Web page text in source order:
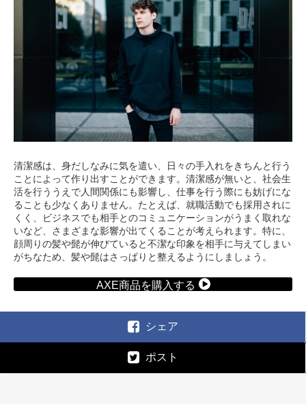
清潔感は、身だしなみに気を遣い、日々の手入れをきちんと行う
ことによって作り出すことができます。清潔感が無いと、社会生
活を行ううえで人間関係にも影響し、仕事を行う際にも妨げにな
ることも少なくありません。たとえば、就職活動でも採用されに
くく、ビジネスでも相手とのコミュニケーションがうまく取れな
いなど、さまざまな影響が出てくることが考えられます。特に、
顔周りの髪や髭が伸びていると不潔な印象を相手に与えてしまい
がちなため、髪や髭はさっぱりと整えるようにしましょう。
AXE商品を購入する
シェア
ポスト